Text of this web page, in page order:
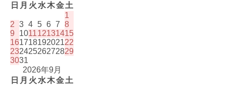
日 月 火 水木金土
1
2 3 4 5 6 7 8
9
101112131415
16171819202122
23242526272829
3031
2026年9月
日 月 火 水木金土